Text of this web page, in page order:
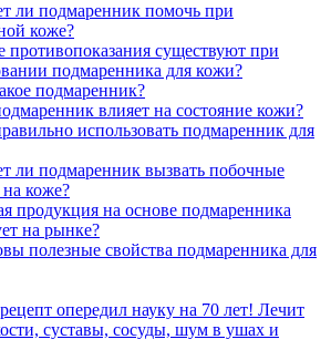
ли подмаренник помочь при
коже?
противопоказания существуют при
подмаренника для кожи?
подмаренник?
влияет на состояние кожи?
использовать подмаренник для
ли подмаренник вызвать побочные
коже?
продукция на основе подмаренника
на рынке?
полезные свойства подмаренника для
опередил науку на 70 лет! Лечит
суставы, сосуды, шум в ушах и